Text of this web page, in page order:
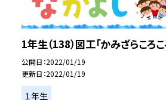
1年生（138）図工「かみざらころこ
公開日 2022/01/19
更新日 2022/01/19
１年生